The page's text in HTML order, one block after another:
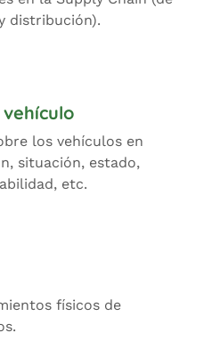
distribución).
los vehículos en
situación, estado,
etc.
físicos de